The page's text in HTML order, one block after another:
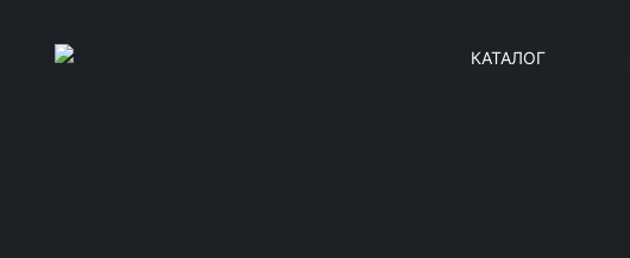
КАТАЛОГ